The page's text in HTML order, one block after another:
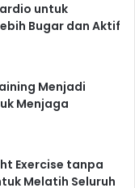
untuk
Bugar dan Aktif
Menjadi
Menjaga
Exercise tanpa
Melatih Seluruh